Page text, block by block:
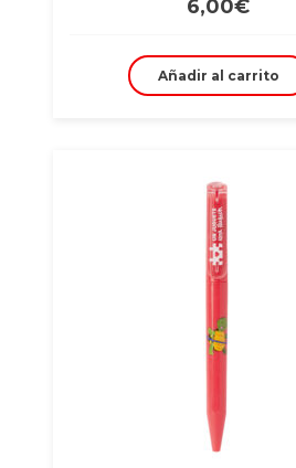
6,00€
Añadir al carrito